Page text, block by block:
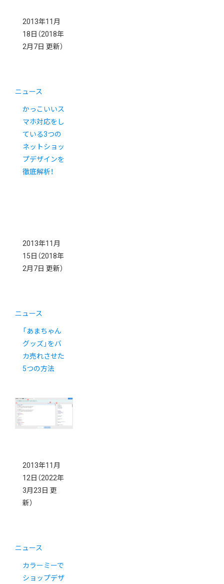
2013年11月
18日 （2018年
2月7日 更新）
ニュース
かっこいいス
マホ対応をし
ている3つの
ネットショッ
プデザインを
徹底解析！
2013年11月
15日 （2018年
2月7日 更新）
ニュース
「あまちゃん
グッズ」をバ
カ売れさせた
5つの方法
2013年11月
12日 （2022年
3月23日 更
新）
ニュース
カラーミーで
ショップデザ